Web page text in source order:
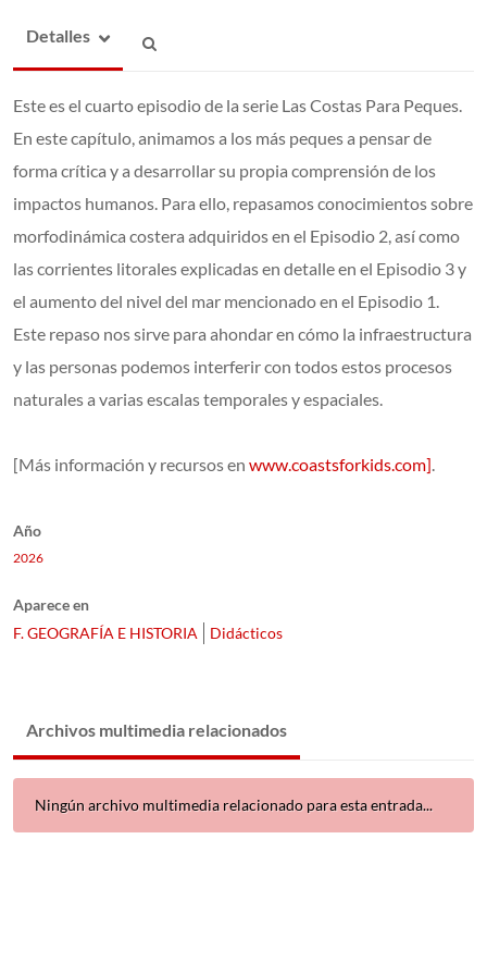
Detalles
Este es el cuarto episodio de la serie Las Costas Para Peques.
En este capítulo, animamos a los más peques a pensar de
forma crítica y a desarrollar su propia comprensión de los
impactos humanos. Para ello, repasamos conocimientos sobre
morfodinámica costera adquiridos en el Episodio 2, así como
las corrientes litorales explicadas en detalle en el Episodio 3 y
el aumento del nivel del mar mencionado en el Episodio 1.
Este repaso nos sirve para ahondar en cómo la infraestructura
y las personas podemos interferir con todos estos procesos
naturales a varias escalas temporales y espaciales.
[Más información y recursos en www.coastsforkids.com]
Año
2026
Aparece en
F. GEOGRAFÍA E HISTORIA
Didácticos
Archivos multimedia relacionados
Ningún archivo multimedia relacionado para esta entrada...